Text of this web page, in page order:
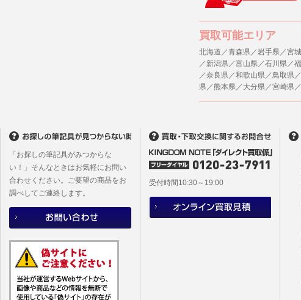
当社ホームページで
キーを使用する場合
また利用者の統計的
するご質問、ご相談
※個人情報の開示請
(2)当社の個人情報に
(3) ユーザーが個人
(4) 法令により開示
(5) 弊社で取り扱う
(6) 弊社が利用目的
6. 情報の提供
1)弊社は、各ユーザ
ユーザーは、本サイ
フォームにて入力さ
本サイトからのメー
本サイト会員のお客
※設定変更前にログ
メールマガジン会員
1) ユーザーは本サ
(1) 他のユーザー、
(2) 他のユーザー、
買取可能エリア
北海道／青森県／岩手県／宮
／新潟県／富山県／石川県／
／奈良県／和歌山県／鳥取県
県／熊本県／大分県／宮崎県
「お探しの筆記具がみつからな
い！」そんなときはお気軽にお問い
合わせください。ご要望の商品をお
調べしてご連絡します。
受付時間10:30～19:00